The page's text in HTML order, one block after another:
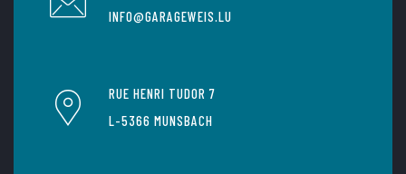
INFO@GARAGEWEIS.LU
RUE HENRI TUDOR 7
L-5366 MUNSBACH